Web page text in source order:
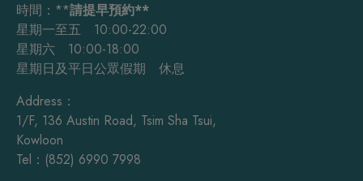
時間：**請提早預約**
星期一至五 10:00-22:00
星期六 10:00-18:00
星期日及平日公眾假期 休息
Address：
1/F, 136 Austin Road, Tsim Sha Tsui,
Kowloon
Tel：(852) 6990 7998